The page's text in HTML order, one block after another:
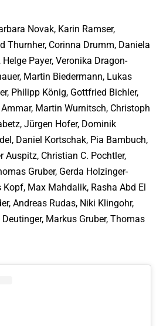
Novak, Karin Ramser,
Thurnher, Corinna Drumm, Daniela
Helge Payer, Veronika Dragon-
Martin Biedermann, Lukas
Philipp König, Gottfried Bichler,
Martin Wurnitsch, Christoph
Jürgen Hofer, Dominik
Daniel Kortschak, Pia Bambuch,
Auspitz, Christian C. Pochtler,
Gruber, Gerda Holzinger-
Max Mahdalik, Rasha Abd El
Andreas Rudas, Niki Klingohr,
Markus Gruber, Thomas